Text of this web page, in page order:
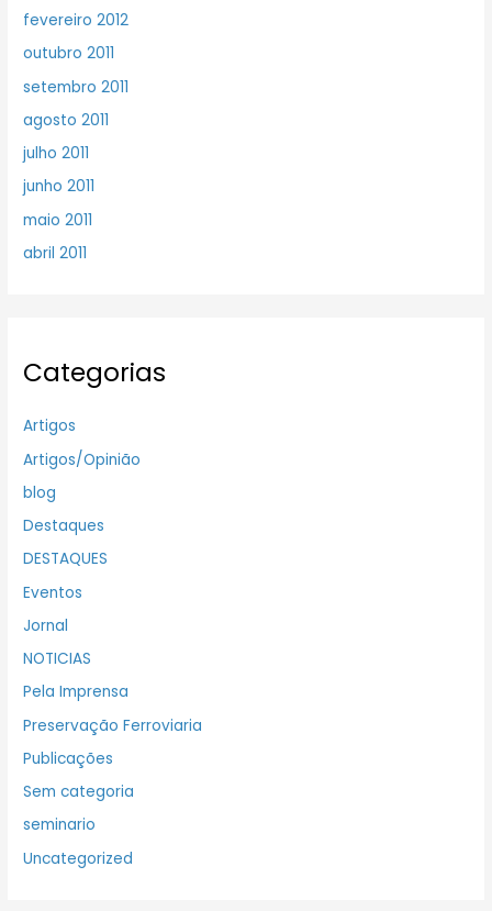
fevereiro 2012
outubro 2011
setembro 2011
agosto 2011
julho 2011
junho 2011
maio 2011
abril 2011
Categorias
Artigos
Artigos/Opinião
blog
Destaques
DESTAQUES
Eventos
Jornal
NOTICIAS
Pela Imprensa
Preservação Ferroviaria
Publicações
Sem categoria
seminario
Uncategorized